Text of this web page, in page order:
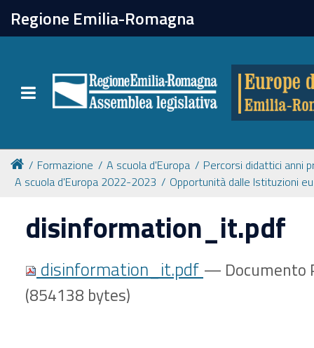
Regione Emilia-Romagna
Toggle navigation
chiudi
Attività
Formazione
Newsletter
Formazione A scuola d'Europa
Percorsi didattici anni
A scuola d'Europa 2022-2023
Opportunità dalle Istituzioni
disinformation_it.pdf
disinformation_it.pdf — Documento
(854138 bytes)